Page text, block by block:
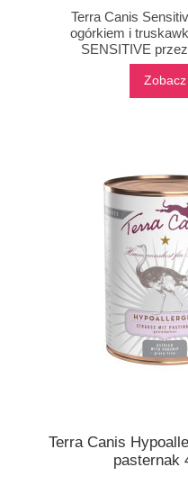
Terra Canis
ogórkiem i
SENSITIVE
Zobacz
Terra Canis
pasternak